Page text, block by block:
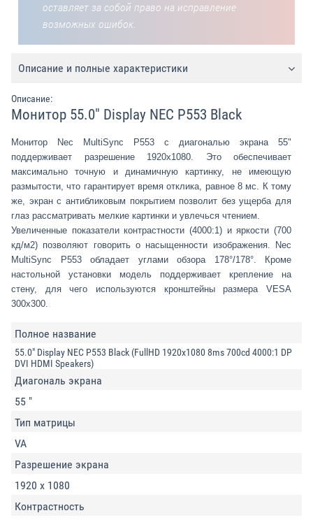
оставляет за собой право на исправление
возможных ошибок.
Описание и полные характеристики
Описание:
Монитор 55.0" Display NEC P553 Black
Монитор Nec MultiSync P553 с диагональю экрана 55"
поддерживает разрешение 1920x1080. Это обеспечивает
максимально точную и динамичную картинку, не имеющую
размытости, что гарантирует время отклика, равное 8 мс. К тому
же, экран с антибликовым покрытием позволит без ущерба для
глаз рассматривать мелкие картинки и увлечься чтением.
Увеличенные показатели контрастности (4000:1) и яркости (700
кд/м2) позволяют говорить о насыщенности изображения. Nec
MultiSync P553 обладает углами обзора 178°/178°. Кроме
настольной установки модель поддерживает крепление на
стену, для чего используются кронштейны размера VESA
300x300.
Полное название
55.0" Display NEC P553 Black (FullHD 1920x1080 8ms 700cd 4000:1 DP
DVI HDMI Speakers)
Диагональ экрана
55 "
Тип матрицы
VA
Разрешение экрана
1920 x 1080
Контрастность